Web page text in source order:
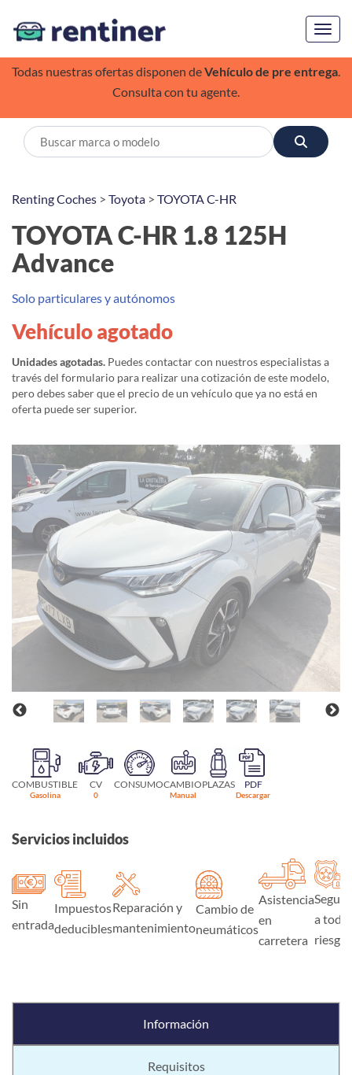
Todas nuestras ofertas disponen deVehículo de pre entrega.
Consulta con tu agente.
Renting Coches > Toyota > TOYOTA C-HR
TOYOTA C-HR 1.8 125H
Advance
Solo particulares y autónomos
Vehículo agotado
Unidades agotadas. Puedes contactar con nuestros especialistas a
través del formulario para realizar una cotización de este modelo,
pero debes saber que el precio de un vehículo que ya no está en
oferta puede ser superior.
COMBUSTIBLE
Gasolina
CV
0
CONSUMOCAMBIO
Manual
PLAZAS PDF
Descargar
Servicios incluidos
Sin
entrada
Impuestos
deducibles
Reparación y
mantenimiento
Cambio de
neumáticos
Asistencia
en
carretera
Seguro
a todo
riesgo
Información
Requisitos